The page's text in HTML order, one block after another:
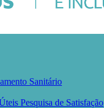
Sanitário
Pesquisa de Satisfação